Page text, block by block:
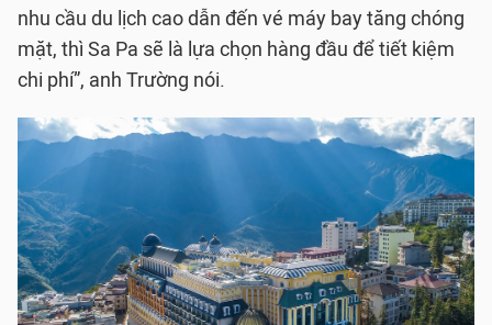
nhu cầu du lịch cao dẫn đến vé máy bay tăng chóng
mặt, thì Sa Pa sẽ là lựa chọn hàng đầu để tiết kiệm
chi phí”, anh Trường nói.